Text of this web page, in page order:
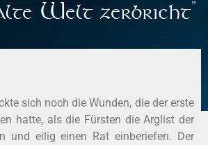
Welt zerbricht"
sich noch die Wunden, die der erste
hatte, als die Fürsten die Arglist der
und eilig einen Rat einberiefen. Der